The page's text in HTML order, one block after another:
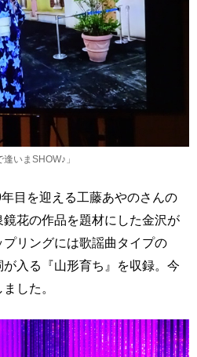
いまSHOW♪」
目を迎える工藤あやのさんの
花の作品を題材にした金沢が
リングには歌謡曲タイプの
が入る『山形育ち』を収録。今
した。